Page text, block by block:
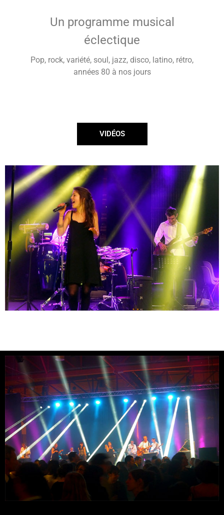
Un programme musical
éclectique
Pop, rock, variété, soul, jazz, disco, latino, rétro,
années 80 à nos jours
VIDÉOS